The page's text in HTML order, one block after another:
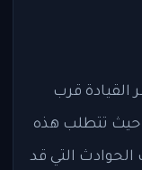
قرب
حيث تتطلب هذه
الحوادث التي قد